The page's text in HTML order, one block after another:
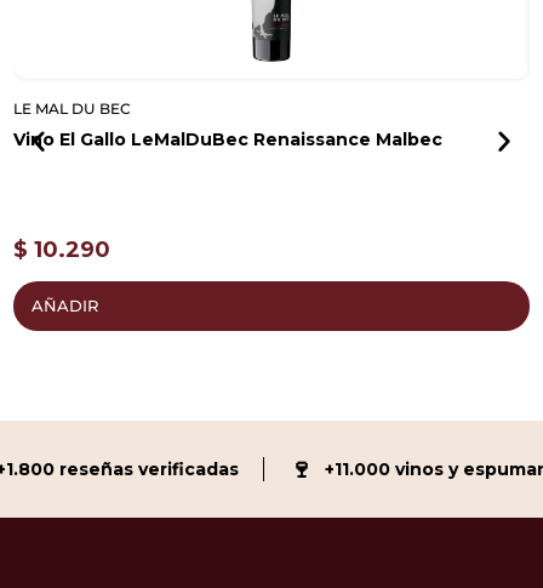
LE MAL DU BEC
Vino El Gallo LeMalDuBec Renaissance Malbec
$ 10.290
AÑADIR
reseñas verificadas +11.000 vinos y